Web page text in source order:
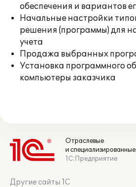
обеспечения и вариантов
Начальные настройки
решения (программы) для
учета
Продажа выбранных
Установка программного
компьютеры заказчика
Отраслевые
и
1С:Предприятие
Другие сайты 1С